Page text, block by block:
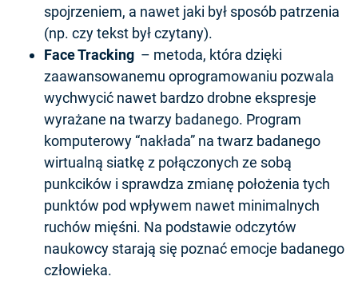
spojrzeniem, a nawet jaki był sposób patrzenia
(np. czy tekst był czytany).
Face Tracking – metoda, która dzięki
zaawansowanemu oprogramowaniu pozwala
wychwycić nawet bardzo drobne ekspresje
wyrażane na twarzy badanego. Program
komputerowy “nakłada” na twarz badanego
wirtualną siatkę z połączonych ze sobą
punkcików i sprawdza zmianę położenia tych
punktów pod wpływem nawet minimalnych
ruchów mięśni. Na podstawie odczytów
naukowcy starają się poznać emocje badanego
człowieka.